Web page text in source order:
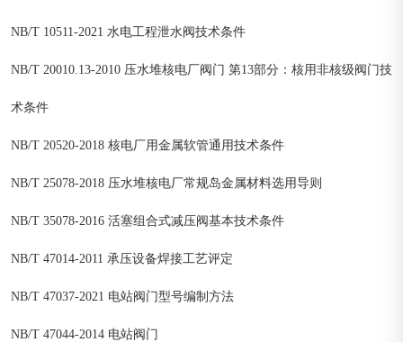
NB/T 10511-2021 水电工程泄水阀技术条件
NB/T 20010.13-2010 压水堆核电厂阀门 第13部分：核用非核级阀门技
术条件
NB/T 20520-2018 核电厂用金属软管通用技术条件
NB/T 25078-2018 压水堆核电厂常规岛金属材料选用导则
NB/T 35078-2016 活塞组合式减压阀基本技术条件
NB/T 47014-2011 承压设备焊接工艺评定
NB/T 47037-2021 电站阀门型号编制方法
NB/T 47044-2014 电站阀门